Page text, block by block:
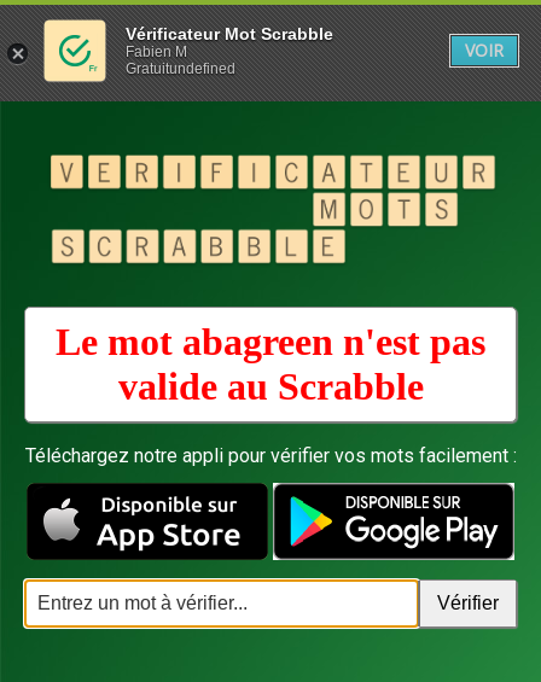
Le mot abagreen n'est pas
valide au Scrabble
Téléchargez notre appli pour vérifier vos mots facilement :
Vérificateur Mot Scrabble
Fabien M
Gratuitundefined
VOIR